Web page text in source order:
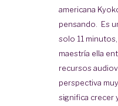
americana
pensando. Es
solo 11
maestría ella
recursos
perspectiva
significa crecer